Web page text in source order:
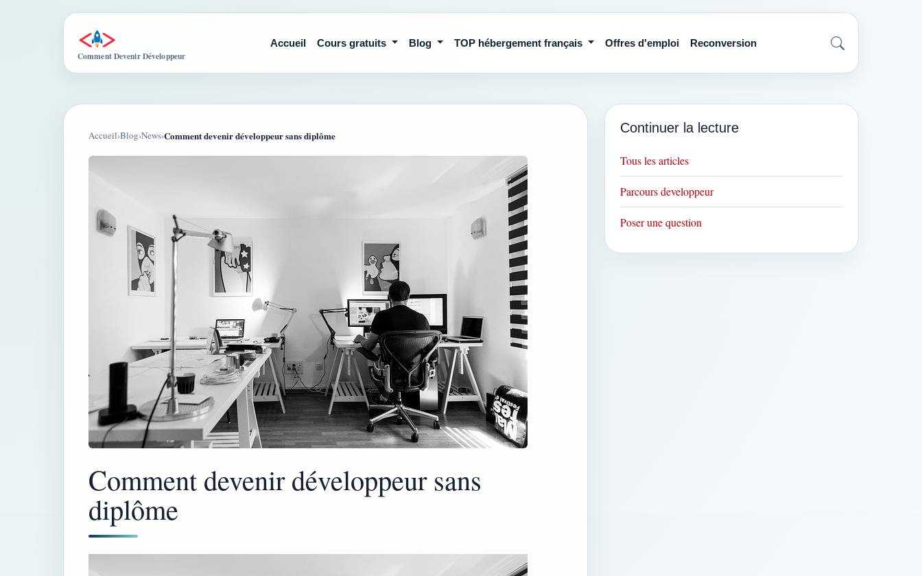
Comment Devenir Développeur
Accueil Cours gratuits Blog TOP hébergement français Offres d'emploi Reconversion
Accueil›Blog›News›Comment devenir développeur sans diplôme
Comment devenir développeur sans
diplôme
Continuer la lecture
Tous les articles
Parcours developpeur
Poser une question